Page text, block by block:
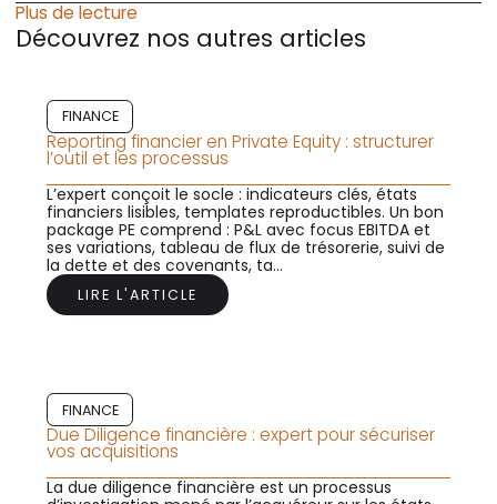
Plus de lecture
Découvrez nos autres articles
FINANCE
Reporting financier en Private Equity : structurer
l’outil et les processus
L’expert conçoit le socle : indicateurs clés, états
financiers lisibles, templates reproductibles. Un bon
package PE comprend : P&L avec focus EBITDA et
ses variations, tableau de flux de trésorerie, suivi de
la dette et des covenants, ta...
LIRE L'ARTICLE
FINANCE
Due Diligence financière : expert pour sécuriser
vos acquisitions
La due diligence financière est un processus